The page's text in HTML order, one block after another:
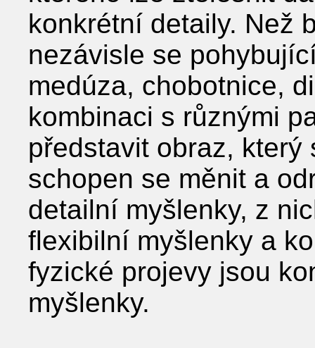
konkrétní detaily. Než
nezávisle se
medúza, chobotnice,
kombinaci s různými
představit obraz, který
schopen se měnit a
detailní myšlenky, z
flexibilní myšlenky a
fyzické projevy jsou
myšlenky.